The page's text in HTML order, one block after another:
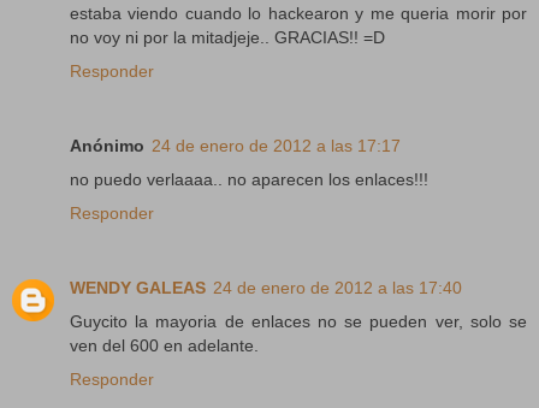
estaba viendo cuando lo hackearon y me queria morir por
no voy ni por la mitadjeje.. GRACIAS!! =D
Responder
Anónimo 24 de enero de 2012 a las 17:17
no puedo verlaaaa.. no aparecen los enlaces!!!
Responder
WENDY GALEAS 24 de enero de 2012 a las 17:40
Guycito la mayoria de enlaces no se pueden ver, solo se
ven del 600 en adelante.
Responder